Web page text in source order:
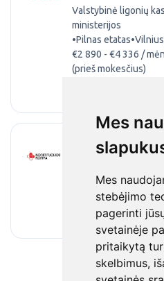
Mes
Mes
stebėjimo
pagerinti
svetainėje
pritaikytą
skelbimus,
Valstybinė ligonių
ministerijos
•Pilnas etatas•
€2 890 - €4 336 /
(prieš mokesčius)
Bendrosios
€827 / mėnesinis
mokesčius)
prieš 2 mėn.